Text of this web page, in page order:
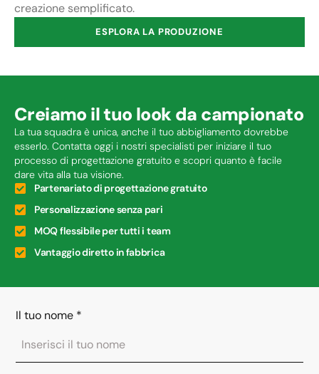
creazione semplificato.
ESPLORA LA PRODUZIONE
Creiamo il tuo look da campionato
La tua squadra è unica, anche il tuo abbigliamento dovrebbe
esserlo. Contatta oggi i nostri specialisti per iniziare il tuo
processo di progettazione gratuito e scopri quanto è facile
dare vita alla tua visione.
Partenariato di progettazione gratuito
Personalizzazione senza pari
MOQ flessibile per tutti i team
Vantaggio diretto in fabbrica
Il tuo nome *